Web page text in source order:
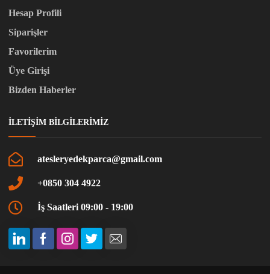
Hesap Profili
Siparişler
Favorilerim
Üye Girişi
Bizden Haberler
İLETIŞIM BILGILERIMIZ
atesleryedekparca@gmail.com
+0850 304 4922
İş Saatleri 09:00 - 19:00